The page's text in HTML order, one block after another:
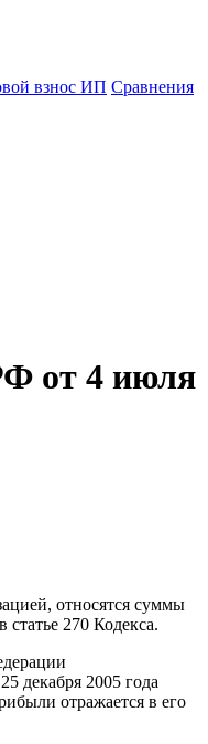
взнос ИП Сравнения
от 4 июля
относятся суммы
270 Кодекса.
декабря 2005 года
отражается в его